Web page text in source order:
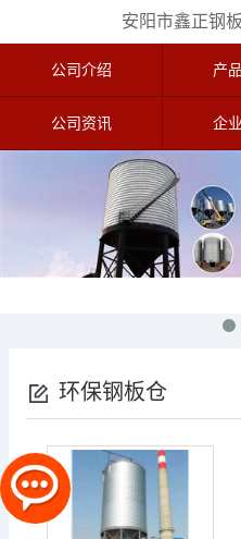
安阳市鑫正钢
公司介绍 产
公司资讯 企
环保钢板仓